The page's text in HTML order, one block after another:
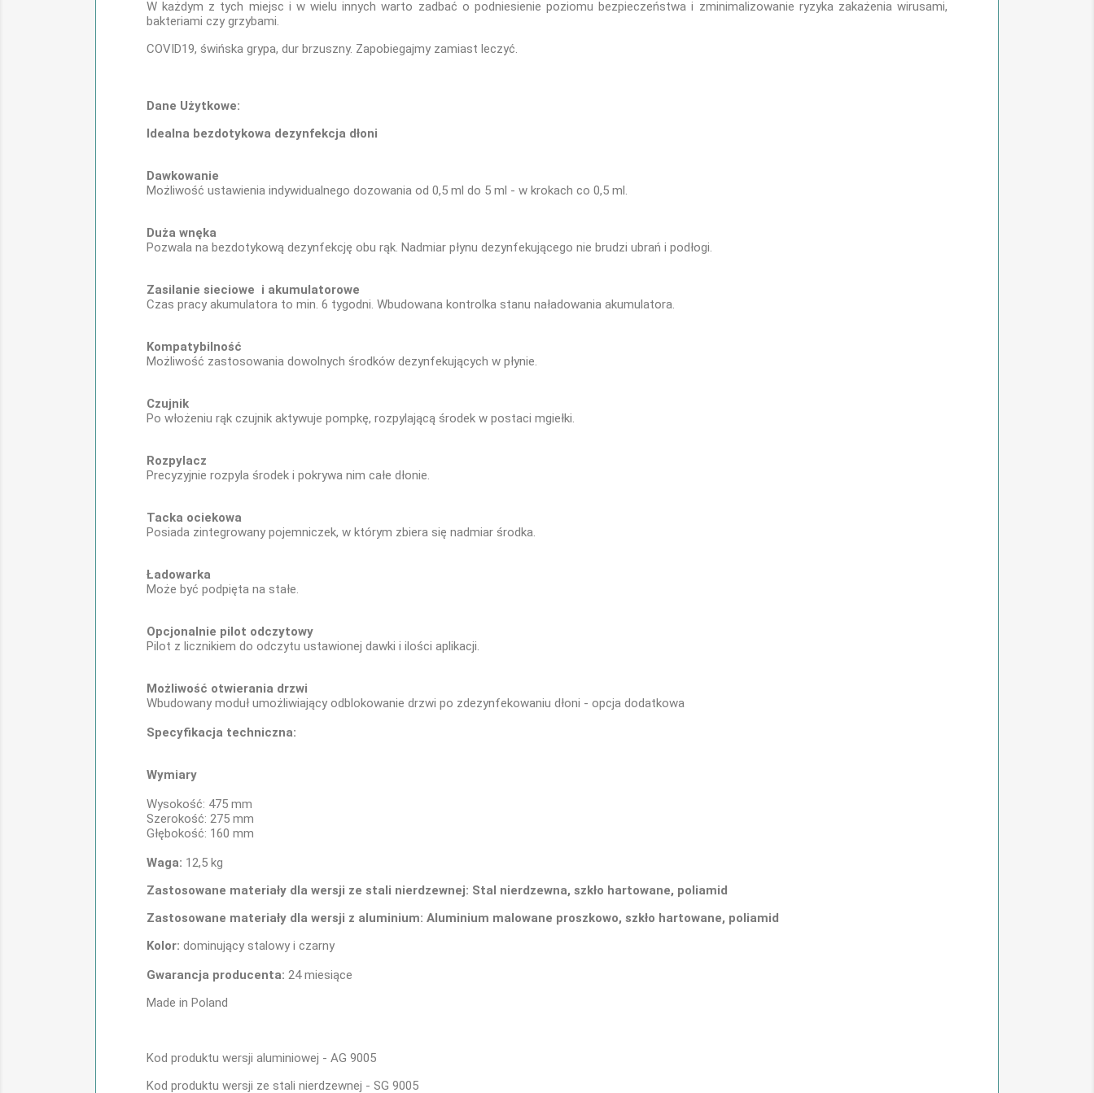
W każdym z tych miejsc i w wielu innych warto zadbać o podniesienie poziomu bezpieczeństwa i zminimalizowanie ryzyka zakażenia wirusami,
bakteriami czy grzybami.
COVID19, świńska grypa, dur brzuszny. Zapobiegajmy zamiast leczyć.
Dane Użytkowe:
Idealna bezdotykowa dezynfekcja dłoni
Dawkowanie
Możliwość ustawienia indywidualnego dozowania od 0,5 ml do 5 ml - w krokach co 0,5 ml.
Duża wnęka
Pozwala na bezdotykową dezynfekcję obu rąk. Nadmiar płynu dezynfekującego nie brudzi ubrań i podłogi.
Zasilanie sieciowe i akumulatorowe
Czas pracy akumulatora to min. 6 tygodni. Wbudowana kontrolka stanu naładowania akumulatora.
Kompatybilność
Możliwość zastosowania dowolnych środków dezynfekujących w płynie.
Czujnik
Po włożeniu rąk czujnik aktywuje pompkę, rozpylającą środek w postaci mgiełki.
Rozpylacz
Precyzyjnie rozpyla środek i pokrywa nim całe dłonie.
Tacka ociekowa
Posiada zintegrowany pojemniczek, w którym zbiera się nadmiar środka.
Ładowarka
Może być podpięta na stałe.
Opcjonalnie pilot odczytowy
Pilot z licznikiem do odczytu ustawionej dawki i ilości aplikacji.
Możliwość otwierania drzwi
Wbudowany moduł umożliwiający odblokowanie drzwi po zdezynfekowaniu dłoni - opcja dodatkowa
Specyfikacja techniczna:
Wymiary
Wysokość: 475 mm
Szerokość: 275 mm
Głębokość: 160 mm
Waga: 12,5 kg
Zastosowane materiały dla wersji ze stali nierdzewnej: Stal nierdzewna, szkło hartowane, poliamid
Zastosowane materiały dla wersji z aluminium: Aluminium malowane proszkowo, szkło hartowane, poliamid
Kolor: dominujący stalowy i czarny
Gwarancja producenta: 24 miesiące
Made in Poland
Kod produktu wersji aluminiowej - AG 9005
Kod produktu wersji ze stali nierdzewnej - SG 9005